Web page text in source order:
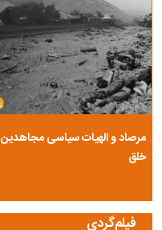
مرصاد و الهیات سیاسی مجاهدین
خلق
فیلم‌گردی